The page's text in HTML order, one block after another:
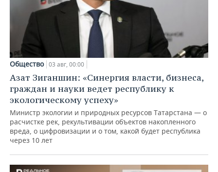
Общество 03 авг, 00:00
Азат Зиганшин: «Синергия власти, бизнеса,
граждан и науки ведет республику к
экологическому успеху»
Министр экологии и природных ресурсов Татарстана — о
расчистке рек, рекультивации объектов накопленного
вреда, о цифровизации и о том, какой будет республика
через 10 лет